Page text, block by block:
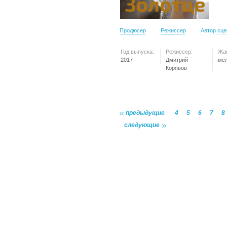
Продюсер Режиссер Автор
Год выпуска:
2017
Режиссер:
Дмитрий
Корявов
предыдущие 4 5 6 7
8
следующие